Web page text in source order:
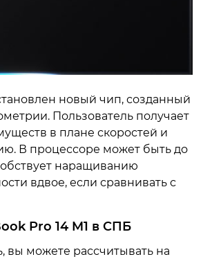
новый чип, созданный
Пользователь получает
в плане скоростей и
В процессоре может быть до
наращиванию
вдвое, если сравнивать с
Pro 14 M1 в СПБ
вы можете рассчитывать на